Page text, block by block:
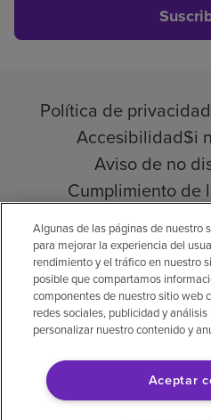
Política de privacidad
AccesibilidadSi
Aviso de no
Cumplimiento de
© 2026 Encompass
Preferencias
Aviso legal: Se tradujo
Algunas de las páginas de nuestro
para mejorar la experiencia del
rendimiento y el tráfico en nuestro
posible que compartamos
componentes de nuestro sitio web
redes sociales, publicidad y
personalizar nuestro contenido y
Aceptar